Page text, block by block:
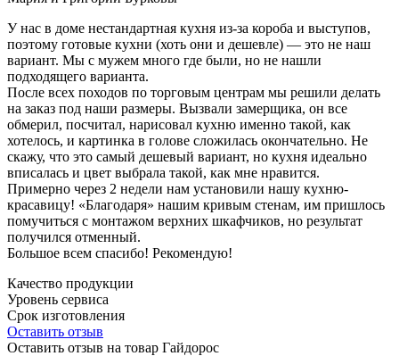
У нас в доме нестандартная кухня из-за короба и выступов,
поэтому готовые кухни (хоть они и дешевле) — это не наш
вариант. Мы с мужем много где были, но не нашли
подходящего варианта.
После всех походов по торговым центрам мы решили делать
на заказ под наши размеры. Вызвали замерщика, он все
обмерил, посчитал, нарисовал кухню именно такой, как
хотелось, и картинка в голове сложилась окончательно. Не
скажу, что это самый дешевый вариант, но кухня идеально
вписалась и цвет выбрала такой, как мне нравится.
Примерно через 2 недели нам установили нашу кухню-
красавицу! «Благодаря» нашим кривым стенам, им пришлось
помучиться с монтажом верхних шкафчиков, но результат
получился отменный.
Большое всем спасибо! Рекомендую!
Качество продукции
Уровень сервиса
Срок изготовления
Оставить отзыв
Оставить отзыв на товар Гайдорос